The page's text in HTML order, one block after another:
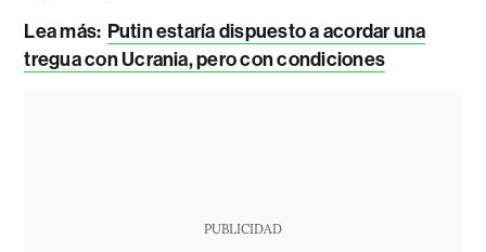
Lea más: Putin estaría dispuesto a acordar una
tregua con Ucrania, pero con condiciones
PUBLICIDAD